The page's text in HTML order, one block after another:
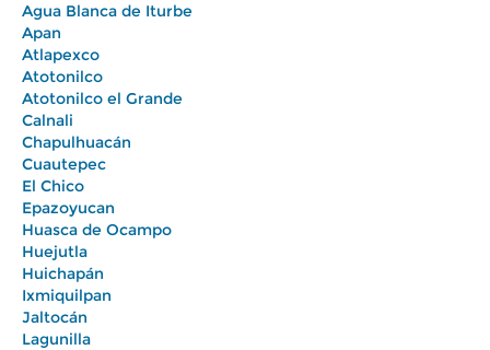
Agua Blanca de Iturbe
Apan
Atlapexco
Atotonilco
Atotonilco el Grande
Calnali
Chapulhuacán
Cuautepec
El Chico
Epazoyucan
Huasca de Ocampo
Huejutla
Huichapán
Ixmiquilpan
Jaltocán
Lagunilla